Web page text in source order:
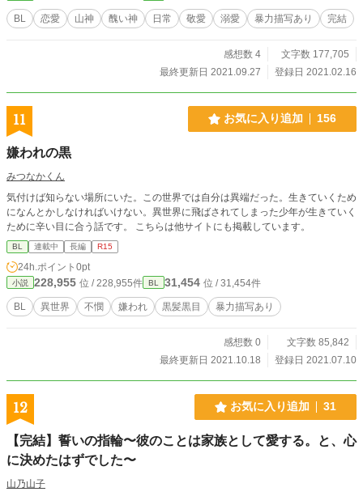
BL 恋愛 山神 醜い神 日常 敬愛 溺愛 暴力描写あり 完結
感想数 4
文字数 177,705
最終更新日 2021.09.27
登録日 2021.02.16
11 お気に入り追加 156
嫌われの黒
みつなかくん
気付けば知らない場所にいた。この世界では自分は異端だった。生きていくため
になんとかしなければいけない。異世界に飛ばされてしまった少年が生きていく
ために辛い目に合う話です。 こちらは他サイトにも掲載しています。
BL 連載中 長編 R15
24h.ポイント 0pt
小説 228,955 位 / 228,955件 BL 31,454 位 / 31,454件
BL 異世界 不憫 嫌われ 黒髪黒目 暴力描写あり
感想数 0
文字数 85,842
最終更新日 2021.10.18
登録日 2021.07.10
12 お気に入り追加 31
【完結】誓いの指輪〜彼のことは家族として愛する。と、心
に決めたはずでした〜
山乃山子